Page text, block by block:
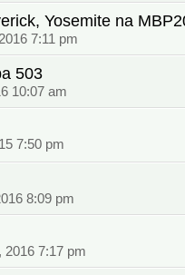
Yosemite na
7:11 pm
503
10:07 am
7:50 pm
8:09 pm
2016 7:17 pm